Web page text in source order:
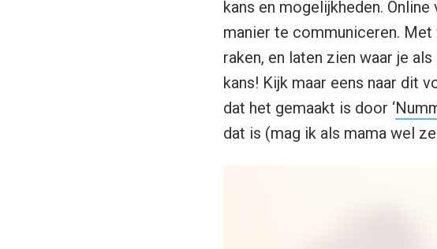
kans en mogelijkheden.
manier te communiceren. Met
raken, en laten zien waar je
kans! Kijk maar eens naar dit
dat het gemaakt is door ‘
dat is (mag ik als mama wel